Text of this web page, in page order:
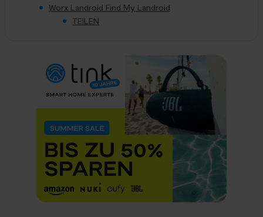
Worx Landroid Find My Landroid
TEILEN